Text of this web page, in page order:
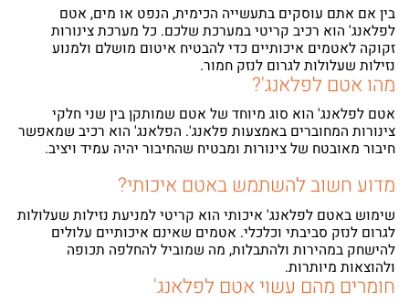
בין אם אתם עוסקים בתעשייה הכימית, הנפט או מים, אטם
לפלאנג' הוא רכיב קריטי במערכת שלכם. כל מערכת צינורות
זקוקה לאטמים איכותיים כדי להבטיח איטום מושלם ולמנוע
נזילות שעלולות לגרום לנזק חמור.
מהו אטם לפלאנג'?
אטם לפלאנג' הוא סוג מיוחד של אטם שמותקן בין שני חלקי
צינורות המחוברים באמצעות פלאנג'. הפלאנג' הוא רכיב שמאפשר
חיבור מאובטח של צינורות ומבטיח שהחיבור יהיה עמיד ויציב.
מדוע חשוב להשתמש באטם איכותי?
שימוש באטם לפלאנג' איכותי הוא קריטי למניעת נזילות שעלולות
לגרום לנזק סביבתי וכלכלי. אטמים שאינם איכותיים עלולים
להישחק במהירות ולהתבלות, מה שמוביל להחלפה תכופה
ולהוצאות מיותרות.
חומרים מהם עשוי אטם לפלאנג'